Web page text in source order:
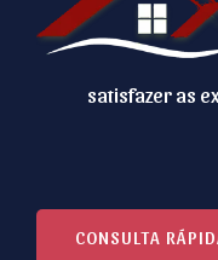
satisfazer as
CONSULTA